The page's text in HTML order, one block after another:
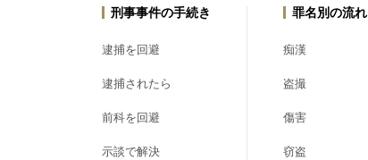
刑事事件の手続き
逮捕を回避
逮捕されたら
前科を回避
示談で解決
罪名別の流れ
痴漢
盗撮
傷害
窃盗